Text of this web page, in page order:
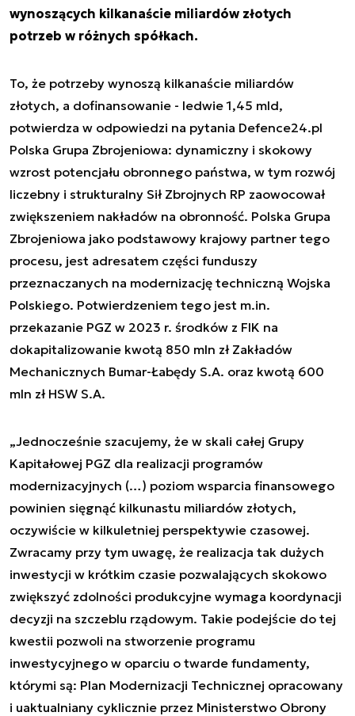
wynoszących kilkanaście miliardów złotych
potrzeb w różnych spółkach.
To, że potrzeby wynoszą kilkanaście miliardów
złotych, a dofinansowanie - ledwie 1,45 mld,
potwierdza w odpowiedzi na pytania Defence24.pl
Polska Grupa Zbrojeniowa: dynamiczny i skokowy
wzrost potencjału obronnego państwa, w tym rozwój
liczebny i strukturalny Sił Zbrojnych RP zaowocował
zwiększeniem nakładów na obronność. Polska Grupa
Zbrojeniowa jako podstawowy krajowy partner tego
procesu, jest adresatem części funduszy
przeznaczanych na modernizację techniczną Wojska
Polskiego. Potwierdzeniem tego jest m.in.
przekazanie PGZ w 2023 r. środków z FIK na
dokapitalizowanie kwotą 850 mln zł Zakładów
Mechanicznych Bumar-Łabędy S.A. oraz kwotą 600
mln zł HSW S.A.
„Jednocześnie szacujemy, że w skali całej Grupy
Kapitałowej PGZ dla realizacji programów
modernizacyjnych (…) poziom wsparcia finansowego
powinien sięgnąć kilkunastu miliardów złotych,
oczywiście w kilkuletniej perspektywie czasowej.
Zwracamy przy tym uwagę, że realizacja tak dużych
inwestycji w krótkim czasie pozwalających skokowo
zwiększyć zdolności produkcyjne wymaga koordynacji
decyzji na szczeblu rządowym. Takie podejście do tej
kwestii pozwoli na stworzenie programu
inwestycyjnego w oparciu o twarde fundamenty,
którymi są: Plan Modernizacji Technicznej opracowany
i uaktualniany cyklicznie przez Ministerstwo Obrony